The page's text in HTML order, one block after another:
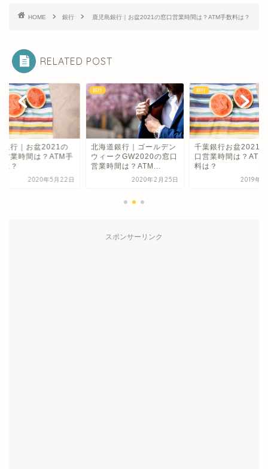
HOME 銀行 鹿児島銀行｜お盆2021の窓口営業時間は？ATM手数料は？
RELATED POST
銀行｜お盆2021の
営業時間は？ATM手
は？
2020年5月22日
銀行
北海道銀行｜ゴールデン
ウィークGW2020の窓口
営業時間は？ATM...
2020年2月25日
銀行
千葉銀行お盆2021
口営業時間は？ATM
料は？
2019年8
スポンサーリンク